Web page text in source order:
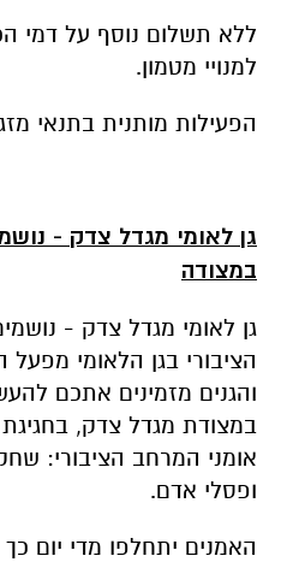
ללא תשלום נוסף על דמי
למנויי מטמון.
הפעילות מותנית בתנאי
גן לאומי מגדל צדק -
במצודה
גן לאומי מגדל צדק -
הציבורי בגן הלאומי
והגנים מזמינים אתכם
במצודת מגדל צדק,
אומני המרחב הציבורי:
ופסלי אדם.
האמנים יתחלפו מדי יום